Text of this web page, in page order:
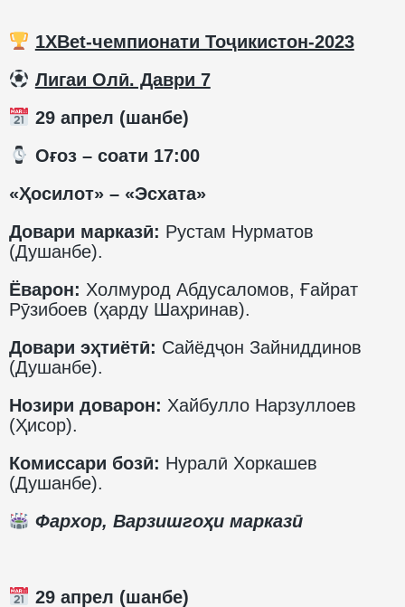
1XBet-чемпионати Тоҷикистон-2023
Лигаи Олӣ. Даври 7
29 апрел (шанбе)
️ Оғоз – соати 17:00
«Ҳосилот» – «Эсхата»
Довари марказӣ: Рустам Нурматов
(Душанбе).
Ёварон: Холмурод Абдусаломов, Ғайрат
Рӯзибоев (ҳарду Шаҳринав).
Довари эҳтиётӣ: Сайёдҷон Зайниддинов
(Душанбе).
Нозири доварон: Хайбулло Нарзуллоев
(Ҳисор).
Комиссари бозӣ: Нуралӣ Хоркашев
(Душанбе).
Фархор, Варзишгоҳи марказӣ
29 апрел (шанбе)